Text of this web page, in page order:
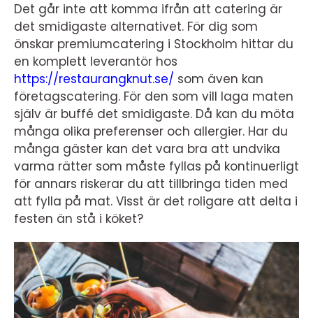
Det går inte att komma ifrån att catering är
det smidigaste alternativet. För dig som
önskar premiumcatering i Stockholm hittar du
en komplett leverantör hos
https://restaurangknut.se/ som även kan
företagscatering. För den som vill laga maten
själv är buffé det smidigaste. Då kan du möta
många olika preferenser och allergier. Har du
många gäster kan det vara bra att undvika
varma rätter som måste fyllas på kontinuerligt
för annars riskerar du att tillbringa tiden med
att fylla på mat. Visst är det roligare att delta i
festen än stå i köket?